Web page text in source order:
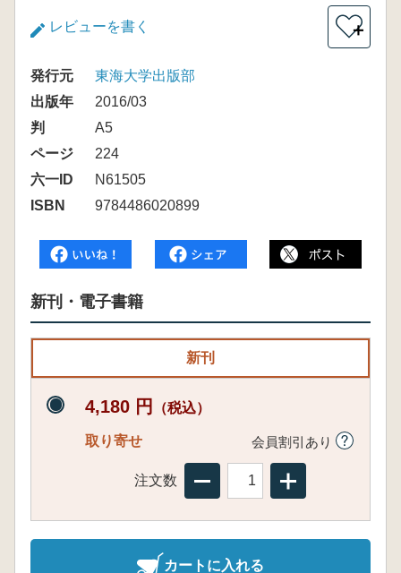
レビューを書く ＋
発行元
東海大学出版部
出版年
2016/03
判
A5
ページ
224
六一ID
N61505
ISBN
9784486020899
新刊・電子書籍
新刊
4,180 円 （税込）
取り寄せ 会員割引あり
注文数
カートに入れる